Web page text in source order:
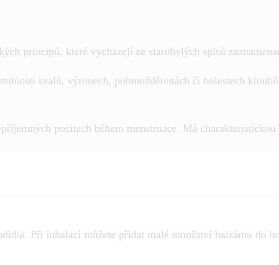
principů, které vycházejí ze starobylých spisů
svalů, výronech, pohmožděninách či bolestech
pocitech během menstruace. Má charakteristickou
Při inhalaci můžete přidat malé množství balzámu do